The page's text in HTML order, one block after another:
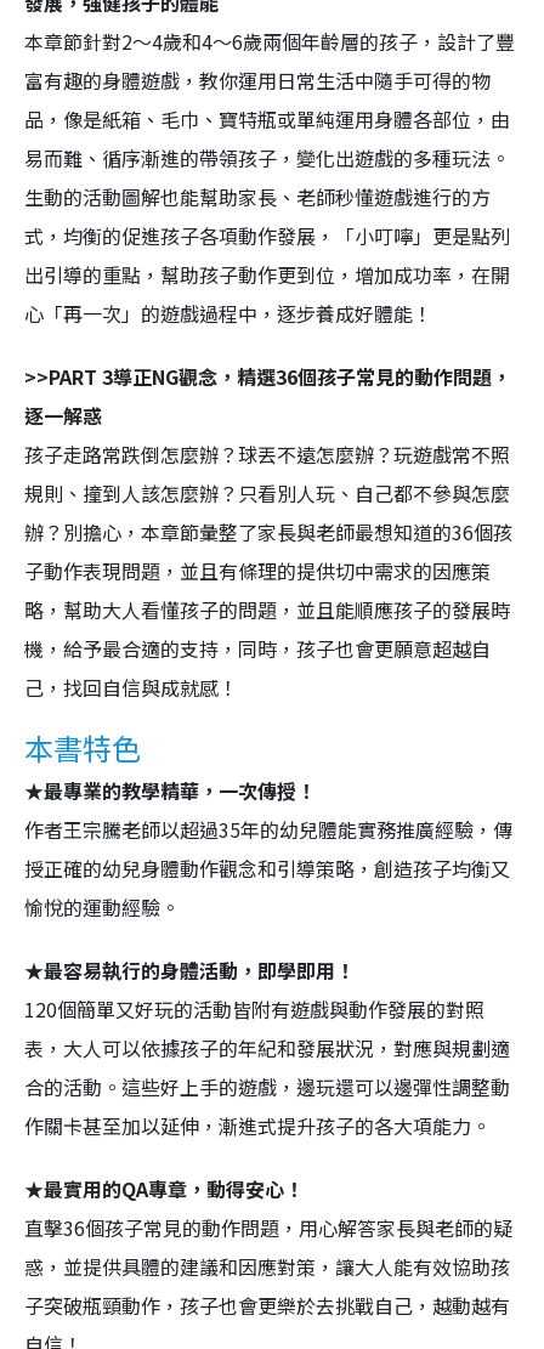
本章節針對2～4歲和4～6歲兩個年齡層的孩子，設計了豐
富有趣的身體遊戲，教你運用日常生活中隨手可得的物
品，像是紙箱、毛巾、寶特瓶或單純運用身體各部位，由
易而難、循序漸進的帶領孩子，變化出遊戲的多種玩法。
生動的活動圖解也能幫助家長、老師秒懂遊戲進行的方
式，均衡的促進孩子各項動作發展，「小叮嚀」更是點列
出引導的重點，幫助孩子動作更到位，增加成功率，在開
心「再一次」的遊戲過程中，逐步養成好體能！
>>PART 3導正NG觀念，精選36個孩子常見的動作問題，
逐一解惑
孩子走路常跌倒怎麼辦？球丟不遠怎麼辦？玩遊戲常不照
規則、撞到人該怎麼辦？只看別人玩、自己都不參與怎麼
辦？別擔心，本章節彙整了家長與老師最想知道的36個孩
子動作表現問題，並且有條理的提供切中需求的因應策
略，幫助大人看懂孩子的問題，並且能順應孩子的發展時
機，給予最合適的支持，同時，孩子也會更願意超越自
己，找回自信與成就感！
本書特色
★最專業的教學精華，一次傳授！
作者王宗騰老師以超過35年的幼兒體能實務推廣經驗，傳
授正確的幼兒身體動作觀念和引導策略，創造孩子均衡又
愉悅的運動經驗。
★最容易執行的身體活動，即學即用！
120個簡單又好玩的活動皆附有遊戲與動作發展的對照
表，大人可以依據孩子的年紀和發展狀況，對應與規劃適
合的活動。這些好上手的遊戲，邊玩還可以邊彈性調整動
作關卡甚至加以延伸，漸進式提升孩子的各大項能力。
★最實用的QA專章，動得安心！
直擊36個孩子常見的動作問題，用心解答家長與老師的疑
惑，並提供具體的建議和因應對策，讓大人能有效協助孩
子突破瓶頸動作，孩子也會更樂於去挑戰自己，越動越有